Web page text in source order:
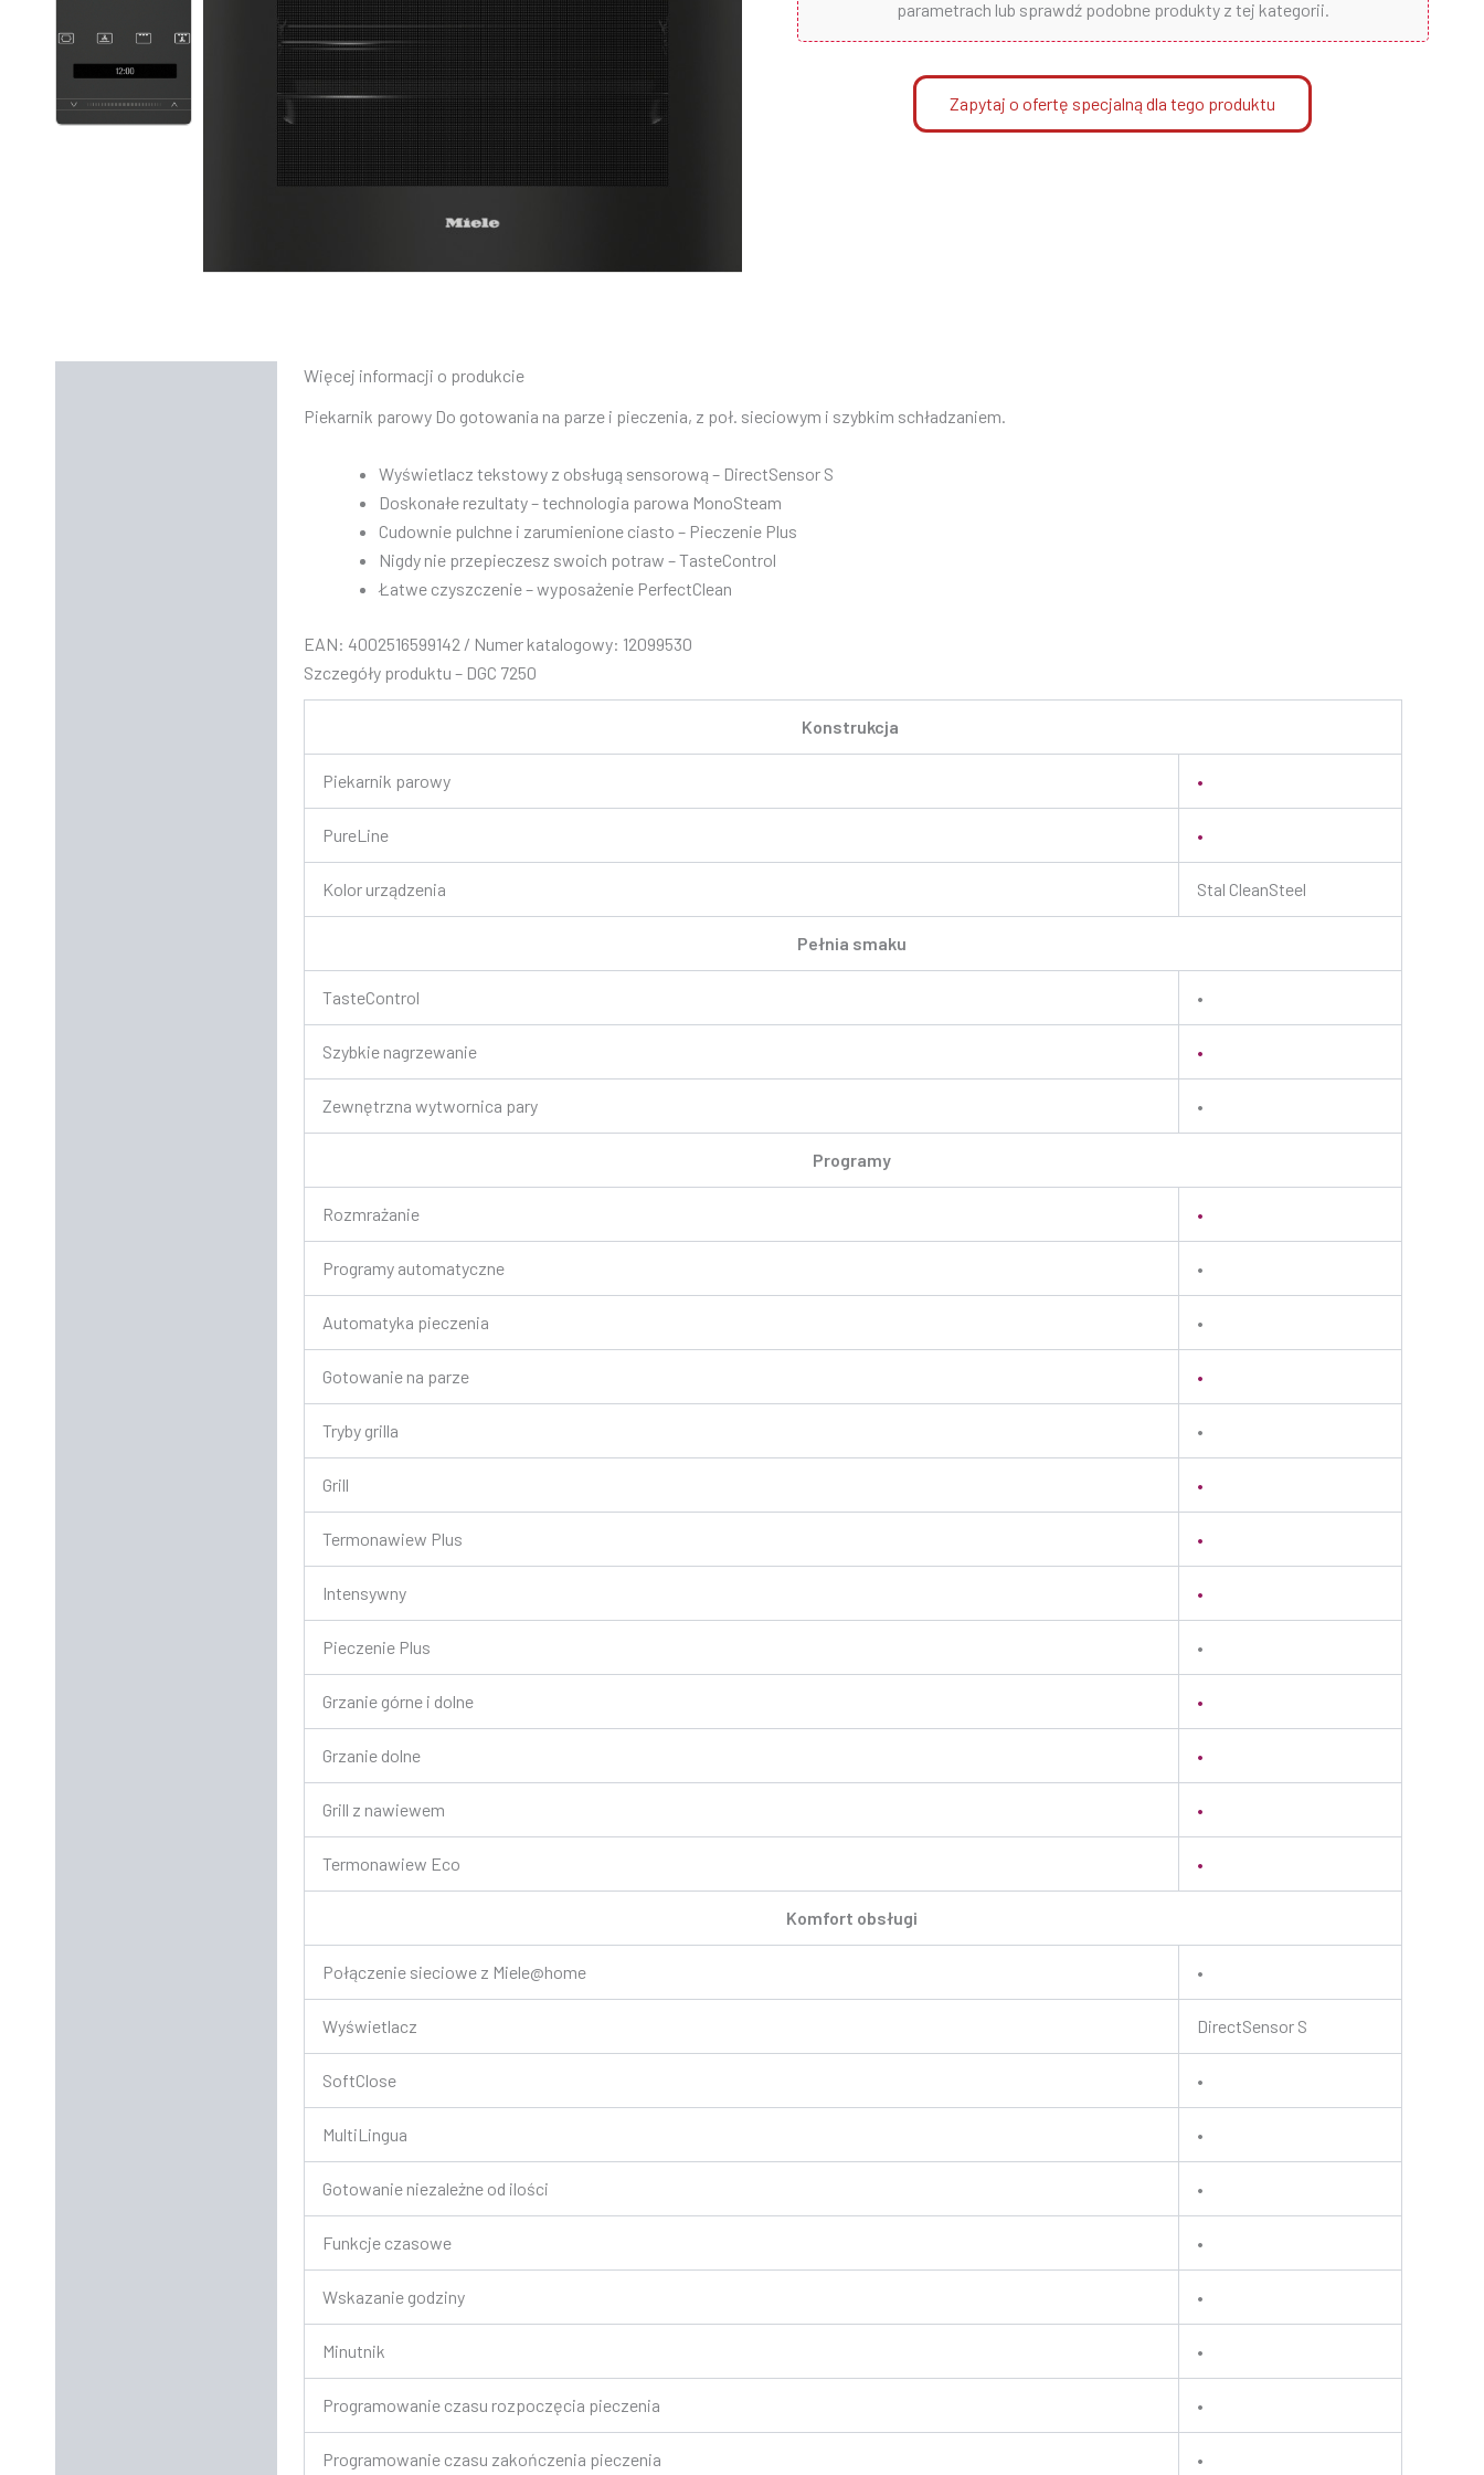
parametrach lub sprawdź podobne produkty z tej kategorii.
Zapytaj o ofertę specjalną dla tego produktu
Więcej informacji o produkcie
Piekarnik parowy Do gotowania na parze i pieczenia, z poł. sieciowym i szybkim schładzaniem.
Wyświetlacz tekstowy z obsługą sensorową – DirectSensor S
Doskonałe rezultaty – technologia parowa MonoSteam
Cudownie pulchne i zarumienione ciasto – Pieczenie Plus
​Nigdy nie przepieczesz swoich potraw – TasteControl
Łatwe czyszczenie – wyposażenie PerfectClean
EAN: 4002516599142 / Numer katalogowy: 12099530
Szczegóły produktu – DGC 7250
Konstrukcja
Piekarnik parowy •
PureLine •
Kolor urządzenia Stal CleanSteel
Pełnia smaku
TasteControl •
Szybkie nagrzewanie •
Zewnętrzna wytwornica pary •
Programy
Rozmrażanie •
Programy automatyczne •
Automatyka pieczenia •
Gotowanie na parze •
Tryby grilla •
Grill •
Termonawiew Plus •
Intensywny •
Pieczenie Plus •
Grzanie górne i dolne •
Grzanie dolne •
Grill z nawiewem •
Termonawiew Eco •
Komfort obsługi
Połączenie sieciowe z Miele@home •
Wyświetlacz DirectSensor S
SoftClose •
MultiLingua •
Gotowanie niezależne od ilości •
Funkcje czasowe •
Wskazanie godziny •
Minutnik •
Programowanie czasu rozpoczęcia pieczenia •
Programowanie czasu zakończenia pieczenia •